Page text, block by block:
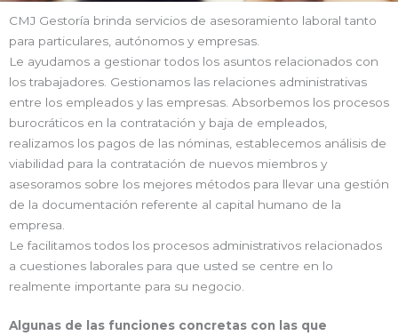
CMJ Gestoría brinda servicios de asesoramiento laboral tanto
para particulares, autónomos y empresas.
Le ayudamos a gestionar todos los asuntos relacionados con
los trabajadores. Gestionamos las relaciones administrativas
entre los empleados y las empresas. Absorbemos los procesos
burocráticos en la contratación y baja de empleados,
realizamos los pagos de las nóminas, establecemos análisis de
viabilidad para la contratación de nuevos miembros y
asesoramos sobre los mejores métodos para llevar una gestión
de la documentación referente al capital humano de la
empresa.
Le facilitamos todos los procesos administrativos relacionados
a cuestiones laborales para que usted se centre en lo
realmente importante para su negocio.
Algunas de las funciones concretas con las que